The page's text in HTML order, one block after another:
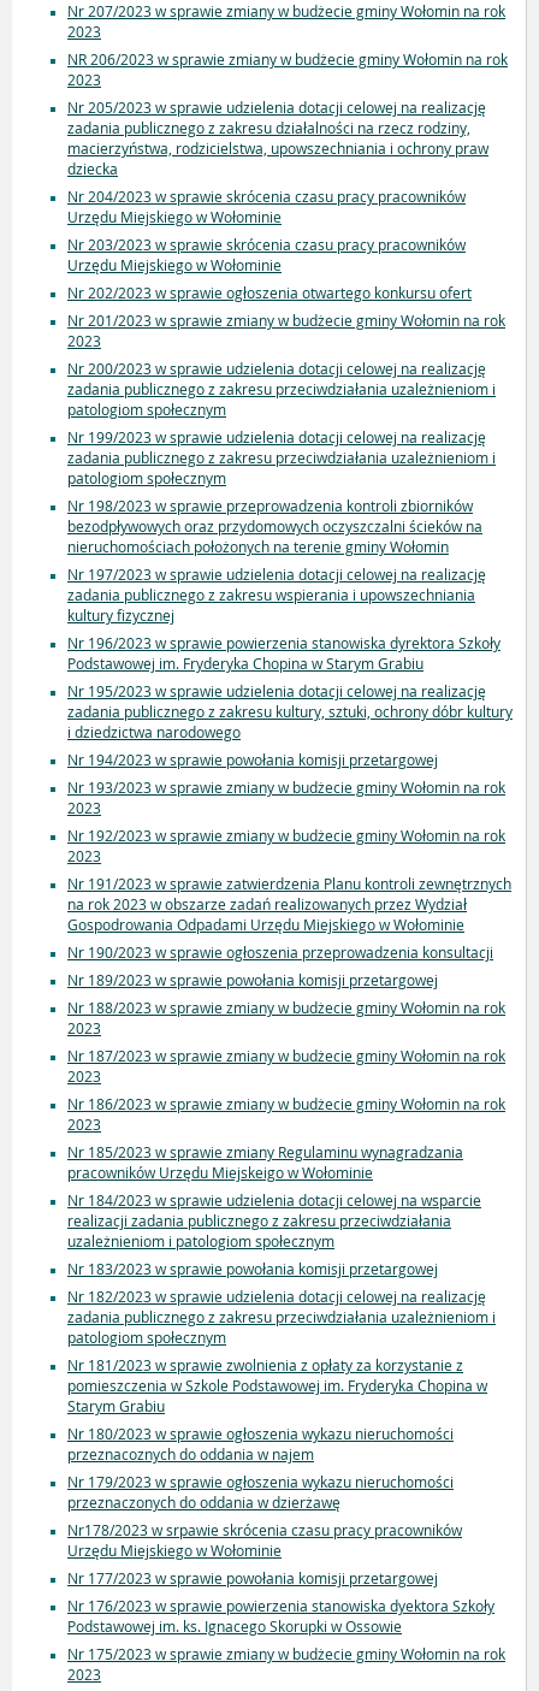
Nr 207/2023 w sprawie zmiany w budżecie gminy Wołomin na rok
2023
NR 206/2023 w sprawie zmiany w budżecie gminy Wołomin na rok
2023
Nr 205/2023 w sprawie udzielenia dotacji celowej na realizację
zadania publicznego z zakresu działalności na rzecz rodziny,
macierzyństwa, rodzicielstwa, upowszechniania i ochrony praw
dziecka
Nr 204/2023 w sprawie skrócenia czasu pracy pracowników
Urzędu Miejskiego w Wołominie
Nr 203/2023 w sprawie skrócenia czasu pracy pracowników
Urzędu Miejskiego w Wołominie
Nr 202/2023 w sprawie ogłoszenia otwartego konkursu ofert
Nr 201/2023 w sprawie zmiany w budżecie gminy Wołomin na rok
2023
Nr 200/2023 w sprawie udzielenia dotacji celowej na realizację
zadania publicznego z zakresu przeciwdziałania uzależnieniom i
patologiom społecznym
Nr 199/2023 w sprawie udzielenia dotacji celowej na realizację
zadania publicznego z zakresu przeciwdziałania uzależnieniom i
patologiom społecznym
Nr 198/2023 w sprawie przeprowadzenia kontroli zbiorników
bezodpływowych oraz przydomowych oczyszczalni ścieków na
nieruchomościach położonych na terenie gminy Wołomin
Nr 197/2023 w sprawie udzielenia dotacji celowej na realizację
zadania publicznego z zakresu wspierania i upowszechniania
kultury fizycznej
Nr 196/2023 w sprawie powierzenia stanowiska dyrektora Szkoły
Podstawowej im. Fryderyka Chopina w Starym Grabiu
Nr 195/2023 w sprawie udzielenia dotacji celowej na realizację
zadania publicznego z zakresu kultury, sztuki, ochrony dóbr kultury
i dziedzictwa narodowego
Nr 194/2023 w sprawie powołania komisji przetargowej
Nr 193/2023 w sprawie zmiany w budżecie gminy Wołomin na rok
2023
Nr 192/2023 w sprawie zmiany w budżecie gminy Wołomin na rok
2023
Nr 191/2023 w sprawie zatwierdzenia Planu kontroli zewnętrznych
na rok 2023 w obszarze zadań realizowanych przez Wydział
Gospodrowania Odpadami Urzędu Miejskiego w Wołominie
Nr 190/2023 w sprawie ogłoszenia przeprowadzenia konsultacji
Nr 189/2023 w sprawie powołania komisji przetargowej
Nr 188/2023 w sprawie zmiany w budżecie gminy Wołomin na rok
2023
Nr 187/2023 w sprawie zmiany w budżecie gminy Wołomin na rok
2023
Nr 186/2023 w sprawie zmiany w budżecie gminy Wołomin na rok
2023
Nr 185/2023 w sprawie zmiany Regulaminu wynagradzania
pracowników Urzędu Miejskeigo w Wołominie
Nr 184/2023 w sprawie udzielenia dotacji celowej na wsparcie
realizacji zadania publicznego z zakresu przeciwdziałania
uzależnieniom i patologiom społecznym
Nr 183/2023 w sprawie powołania komisji przetargowej
Nr 182/2023 w sprawie udzielenia dotacji celowej na realizację
zadania publicznego z zakresu przeciwdziałania uzależnieniom i
patologiom społecznym
Nr 181/2023 w sprawie zwolnienia z opłaty za korzystanie z
pomieszczenia w Szkole Podstawowej im. Fryderyka Chopina w
Starym Grabiu
Nr 180/2023 w sprawie ogłoszenia wykazu nieruchomości
przeznacoznych do oddania w najem
Nr 179/2023 w sprawie ogłoszenia wykazu nieruchomości
przeznaczonych do oddania w dzierżawę
Nr178/2023 w srpawie skrócenia czasu pracy pracowników
Urzędu Miejskiego w Wołominie
Nr 177/2023 w sprawie powołania komisji przetargowej
Nr 176/2023 w sprawie powierzenia stanowiska dyektora Szkoły
Podstawowej im. ks. Ignacego Skorupki w Ossowie
Nr 175/2023 w sprawie zmiany w budżecie gminy Wołomin na rok
2023